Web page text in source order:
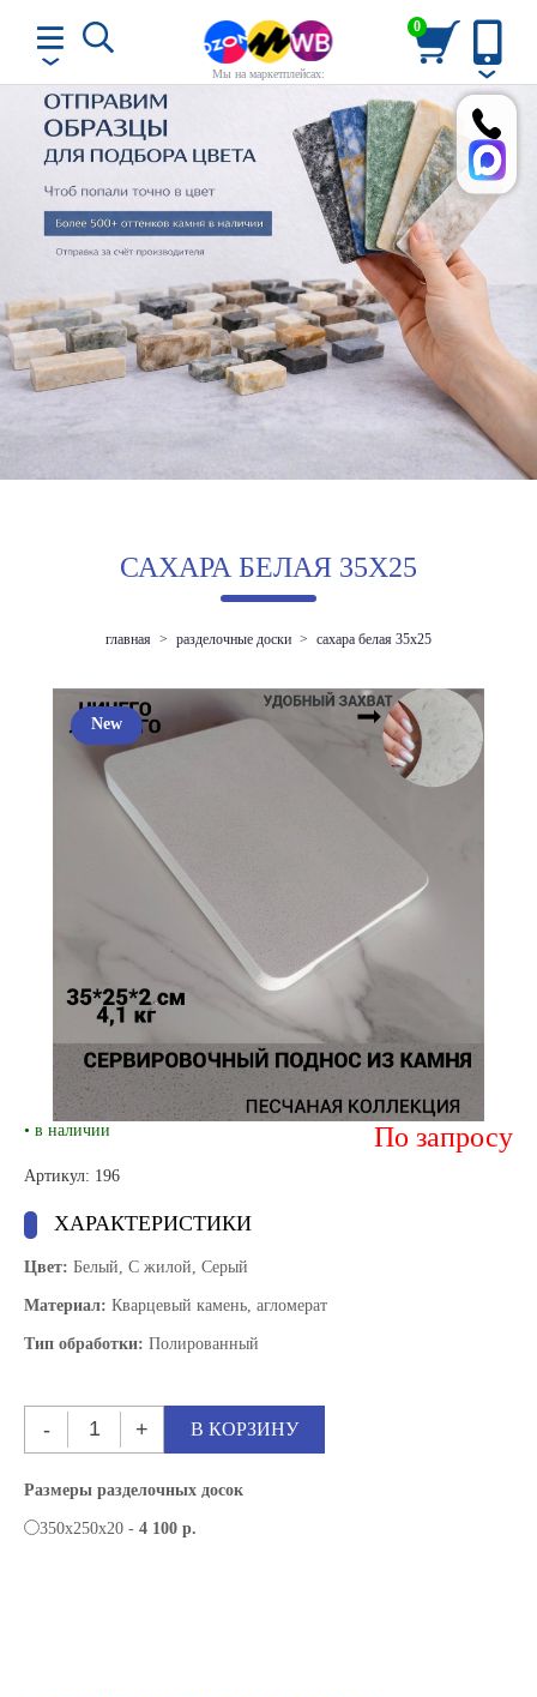
Мы на маркетплейсах:
0
САХАРА БЕЛАЯ 35Х25
главная > разделочные доски > сахара белая 35х25
New
• в наличии По запросу
Артикул: 196
ХАРАКТЕРИСТИКИ
Цвет: Белый, С жилой, Серый
Материал: Кварцевый камень, агломерат
Тип обработки: Полированный
Размеры разделочных досок
350х250х20 - 4 100 р.